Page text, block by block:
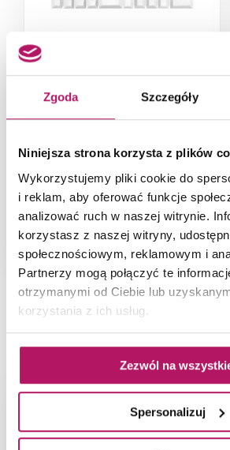
Zgoda Szczegóły
Niniejsza strona korzysta z plików
Wykorzystujemy pliki cookie do
i reklam, aby oferować funkcje
analizować ruch w naszej witrynie.
korzystasz z naszej witryny,
społecznościowym, reklamowym i
Partnerzy mogą połączyć te
otrzymanymi od Ciebie lub
korzystania z ich usług.
Zezwól na
Spersonalizuj
60,00 PLN
ZOBACZ PRODUKT
Dostępność:na zamówienie
NAJNOWSZE ARTYKUŁY